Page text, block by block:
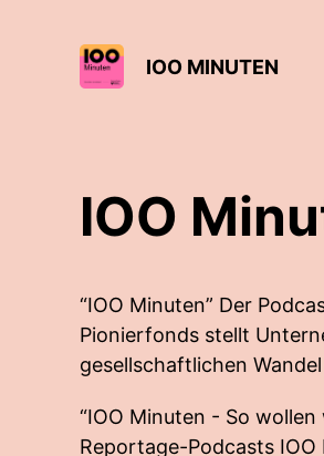
IOO MINUTEN
IOO
“IOO Minuten” Der
Pionierfonds stellt
gesellschaftlichen
“IOO Minuten - So
Reportage-Podcasts